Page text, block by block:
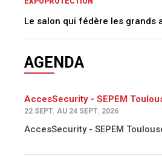
Le salon qui fédère les grands
AGENDA
AccesSecurity - SEPEM
22 SEPT. AU 24 SEPT. 2026
AccesSecurity - SEPEM